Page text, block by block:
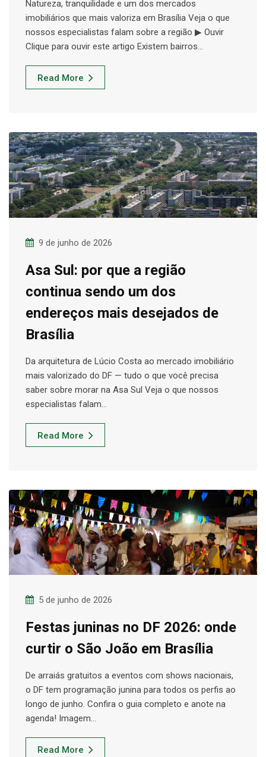
Natureza, tranquilidade e um dos mercados
imobiliários que mais valoriza em Brasília Veja o que
nossos especialistas falam sobre a região ▶ Ouvir
Clique para ouvir este artigo Existem bairros…
Read More
9 de junho de 2026
Asa Sul: por que a região
continua sendo um dos
endereços mais desejados de
Brasília
Da arquitetura de Lúcio Costa ao mercado imobiliário
mais valorizado do DF — tudo o que você precisa
saber sobre morar na Asa Sul Veja o que nossos
especialistas falam…
Read More
5 de junho de 2026
Festas juninas no DF 2026: onde
curtir o São João em Brasília
De arraiás gratuitos a eventos com shows nacionais,
o DF tem programação junina para todos os perfis ao
longo de junho. Confira o guia completo e anote na
agenda! Imagem…
Read More